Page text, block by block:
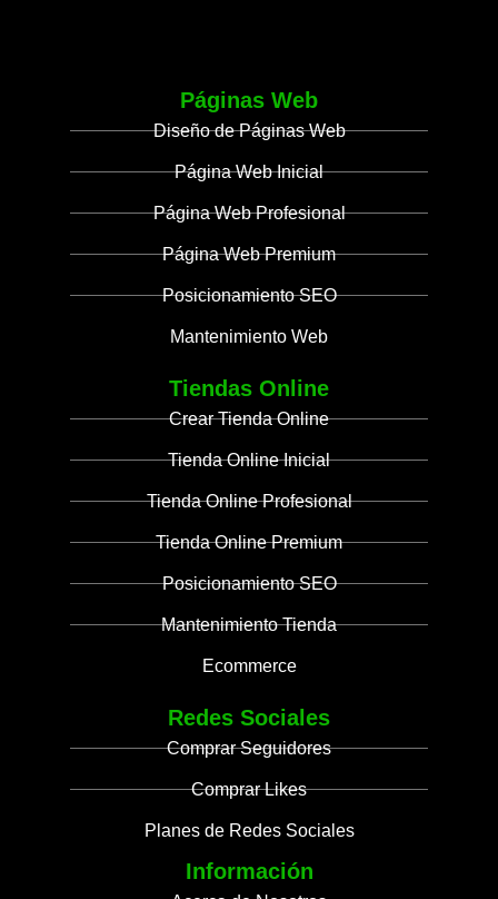
Páginas Web
Diseño de Páginas Web
Página Web Inicial
Página Web Profesional
Página Web Premium
Posicionamiento SEO
Mantenimiento Web
Tiendas Online
Crear Tienda Online
Tienda Online Inicial
Tienda Online Profesional
Tienda Online Premium
Posicionamiento SEO
Mantenimiento Tienda
Ecommerce
Redes Sociales
Comprar Seguidores
Comprar Likes
Planes de Redes Sociales
Información